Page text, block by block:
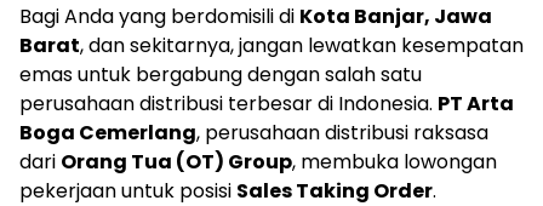
Bagi Anda yang berdomisili di Kota Banjar, Jawa
Barat, dan sekitarnya, jangan lewatkan kesempatan
emas untuk bergabung dengan salah satu
perusahaan distribusi terbesar di Indonesia. PT Arta
Boga Cemerlang, perusahaan distribusi raksasa
dari Orang Tua (OT) Group, membuka lowongan
pekerjaan untuk posisi Sales Taking Order.